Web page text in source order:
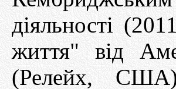
діяльності
життя" від
(Релейх,